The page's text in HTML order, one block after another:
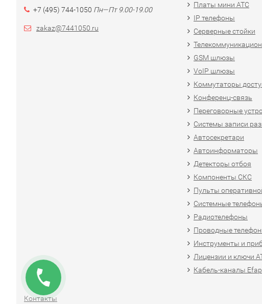
+7 (495) 744-1050 Пн—Пт 9.00-19.00
zakaz@7441050.ru
Платы мини АТС
IP телефоны
Серверные стойки
GSM шлюзы
VoIP шлюзы
Коммутаторы
Конференц-связь
Переговорные
Системы записи
Автосекретари
Автоинформаторы
Детекторы отбоя
Компоненты СКС
Пульты
Системные
Радиотелефоны
Проводные
Инструменты и
Лицензии и ключи
Кабель-каналы
Контакты